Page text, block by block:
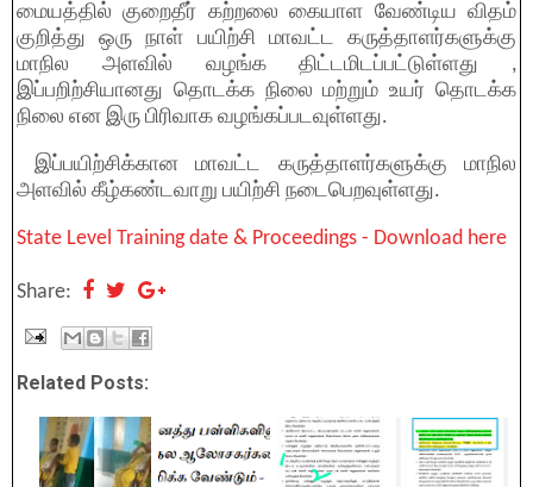
மையத்தில் குறைதீர் கற்றலை கையாள வேண்டிய விதம்
குறித்து ஒரு நாள் பயிற்சி மாவட்ட கருத்தாளர்களுக்கு
மாநில அளவில் வழங்க திட்டமிடப்பட்டுள்ளது ,
இப்பறிற்சியானது தொடக்க நிலை மற்றும் உயர் தொடக்க
நிலை என இரு பிரிவாக வழங்கப்படவுள்ளது.
இப்பயிற்சிக்கான மாவட்ட கருத்தாளர்களுக்கு மாநில
அளவில் கீழ்கண்டவாறு பயிற்சி நடைபெறவுள்ளது.
State Level Training date & Proceedings - Download here
Share:
Related Posts: